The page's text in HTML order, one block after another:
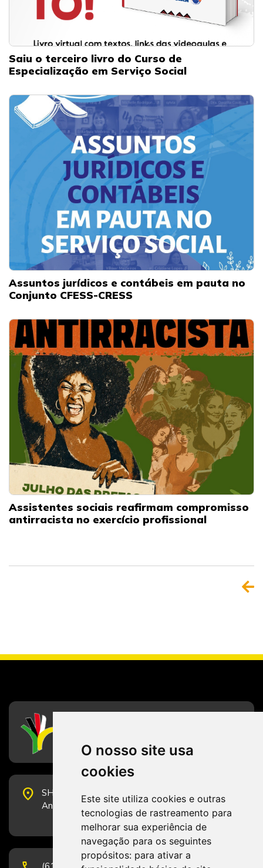
O nosso site usa
cookies
Este site utiliza cookies e outras
tecnologias de rastreamento para
melhorar sua experiência de
navegação para os seguintes
propósitos: para ativar a
Saiu o terceiro livro do Curso de
Especialização em Serviço Social
Assuntos jurídicos e contábeis em pauta no
Conjunto CFESS-CRESS
Assistentes sociais reafirmam compromisso
antirracista no exercício profissional
place
SHS Quadra 6, Bloco E, Complexo Brasil 21, 20º
Andar, Sala 2001 - CEP 70322-915 - Brasília/DF